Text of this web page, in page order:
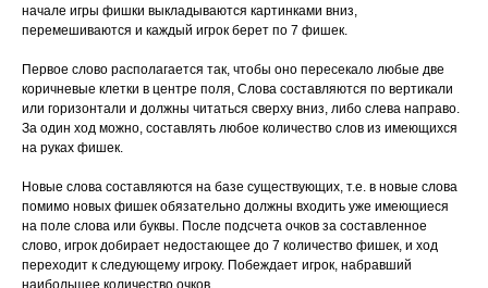
начале игры фишки выкладываются картинками вниз,
перемешиваются и каждый игрок берет по 7 фишек.
Первое слово располагается так, чтобы оно пересекало любые две
коричневые клетки в центре поля, Слова составляются по вертикали
или горизонтали и должны читаться сверху вниз, либо слева направо.
За один ход можно, составлять любое количество слов из имеющихся
на руках фишек.
Новые слова составляются на базе существующих, т.е. в новые слова
помимо новых фишек обязательно должны входить уже имеющиеся
на поле слова или буквы. После подсчета очков за составленное
слово, игрок добирает недостающее до 7 количество фишек, и ход
переходит к следующему игроку. Побеждает игрок, набравший
наибольшее количество очков.